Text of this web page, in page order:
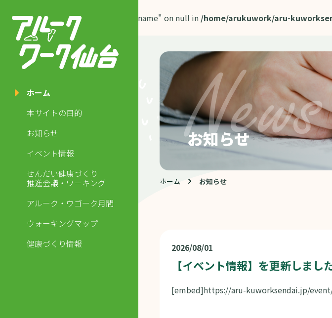
Warning: Attempt to read property "name" on null in /home/arukuwork/aru-
235
ホーム
本サイトの目的
お知らせ
イベント情報
せんだい健康づくり
推進会議・ワーキング
アルーク・ウゴーク月間
ウォーキングマップ
健康づくり情報
お知らせ
ホーム お知らせ
2026/08/01
【イベント情報】を更新しま
[embed]https://aru-kuworksendai.jp/